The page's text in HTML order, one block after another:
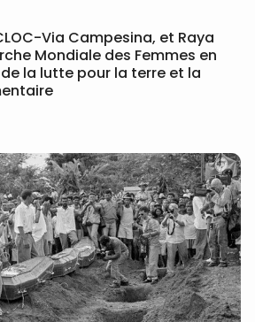
Via Campesina, et Raya
Mondiale des Femmes en
la lutte pour la terre et la